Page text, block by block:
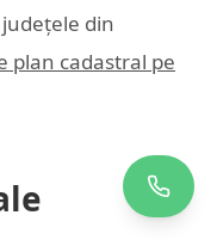
din
plan cadastral pe